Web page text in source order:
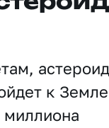
астероид
к Земле
миллиона